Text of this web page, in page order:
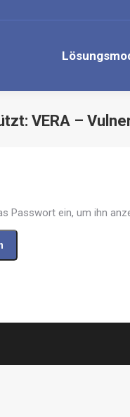
VERA –
Passwort ein, um ihn